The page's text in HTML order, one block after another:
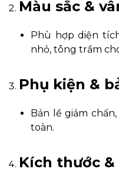
Màu sắc &
Phù hợp diện
nhỏ, tông trầm
Phụ kiện &
Bản lề giảm
toàn.
Kích thước